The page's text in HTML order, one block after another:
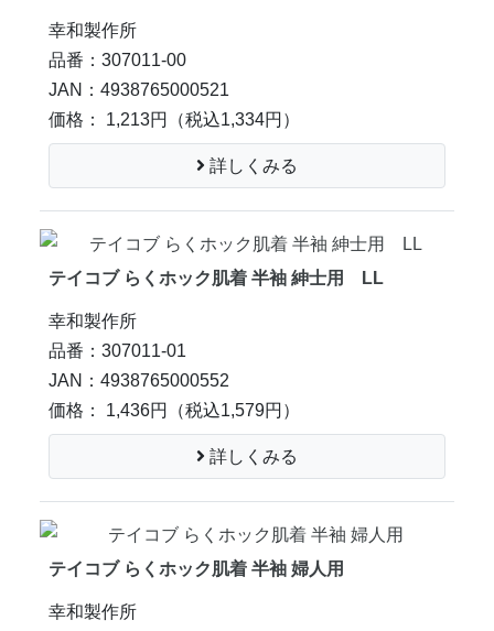
幸和製作所
品番：307011-00
JAN：4938765000521
価格： 1,213円
（税込1,334円）
詳しくみる
テイコブ らくホック肌着 半袖 紳士用 LL
幸和製作所
品番：307011-01
JAN：4938765000552
価格： 1,436円
（税込1,579円）
詳しくみる
テイコブ らくホック肌着 半袖 婦人用
幸和製作所